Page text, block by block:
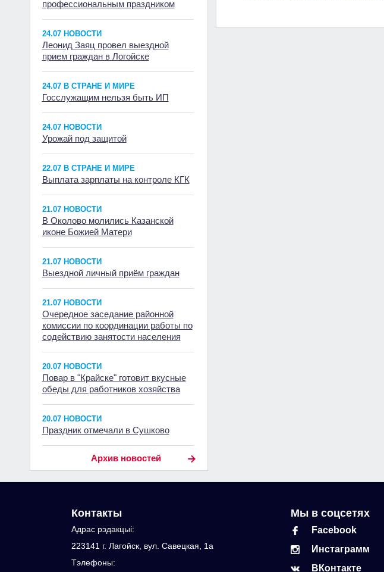
профессиональным праздником
24.07 НОВОСТИ
Леонид Заяц провел выездной
прием граждан в Логойске
24.07 В СТРАНЕ И МИРЕ
Госслужащим нельзя быть ИП
24.07 НОВОСТИ
Урожай под защитой
22.07 В СТРАНЕ И МИРЕ
Выплата зарплаты на контроле КГК
21.07 НОВОСТИ
В Околово молились Казанской
иконе Божией Матери
21.07 НОВОСТИ
Выездной личный приём граждан
21.07 НОВОСТИ
Очередное заседание районной
комиссии по координации работы по
содействию занятости населения
20.07 НОВОСТИ
Повар в "Крайске" готовит вкусные
обеды для работников хозяйства
20.07 НОВОСТИ
Праздник отмечали в Сушково
Архив новостей
Контакты
Адрас рэдакцыi:
223141 г. Лагойск, вул. Савецкая, 1а
Тэлефоны:
Мы в соцсетях
Facebook
Инстаграмм
ВКонтакте